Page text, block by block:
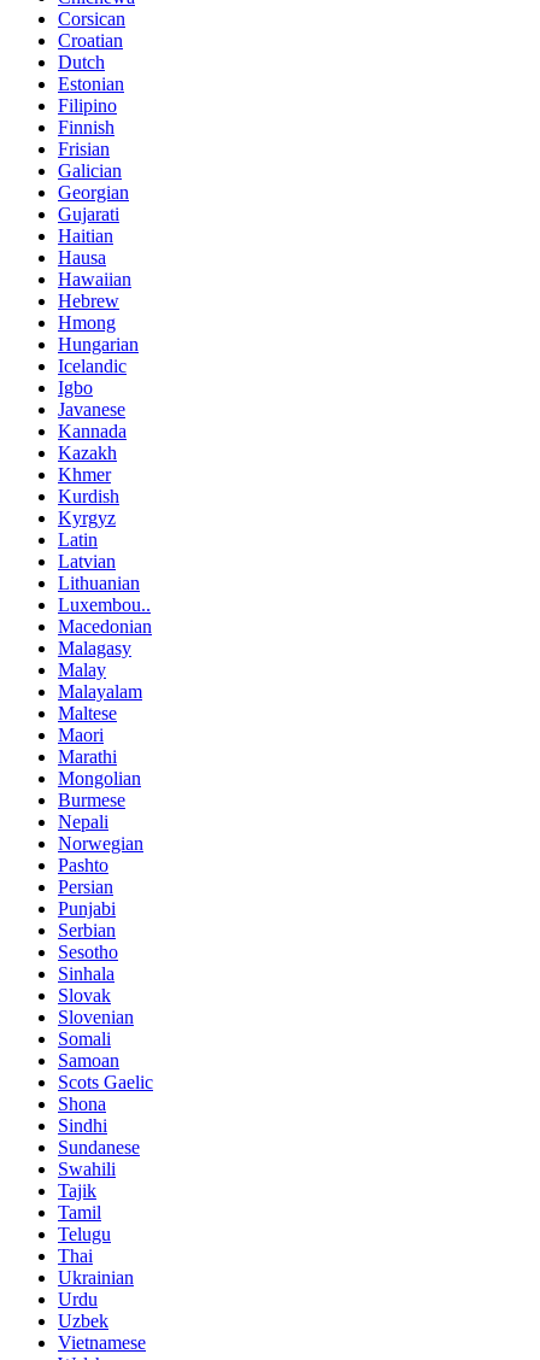
Corsican
Croatian
Dutch
Estonian
Filipino
Finnish
Frisian
Galician
Georgian
Gujarati
Haitian
Hausa
Hawaiian
Hebrew
Hmong
Hungarian
Icelandic
Igbo
Javanese
Kannada
Kazakh
Khmer
Kurdish
Kyrgyz
Latin
Latvian
Lithuanian
Luxembou..
Macedonian
Malagasy
Malay
Malayalam
Maltese
Maori
Marathi
Mongolian
Burmese
Nepali
Norwegian
Pashto
Persian
Punjabi
Serbian
Sesotho
Sinhala
Slovak
Slovenian
Somali
Samoan
Scots Gaelic
Shona
Sindhi
Sundanese
Swahili
Tajik
Tamil
Telugu
Thai
Ukrainian
Urdu
Uzbek
Vietnamese